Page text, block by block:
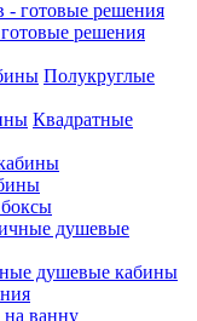
решения
Полукруглые
Квадратные
душевые кабины
ванну